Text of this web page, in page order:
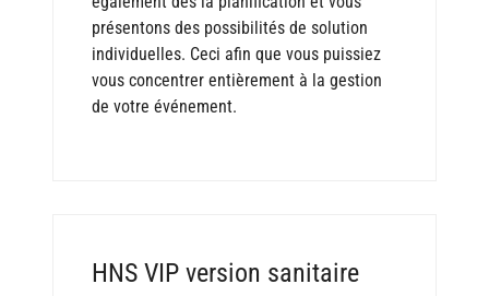
présentons des possibilités de solution
individuelles. Ceci afin que vous puissiez
vous concentrer entièrement à la gestion
de votre événement.
HNS VIP version sanitaire